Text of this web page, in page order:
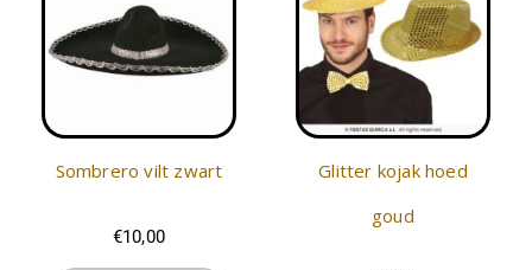
Sombrero vilt zwart
€10,00
Glitter kojak hoed
goud